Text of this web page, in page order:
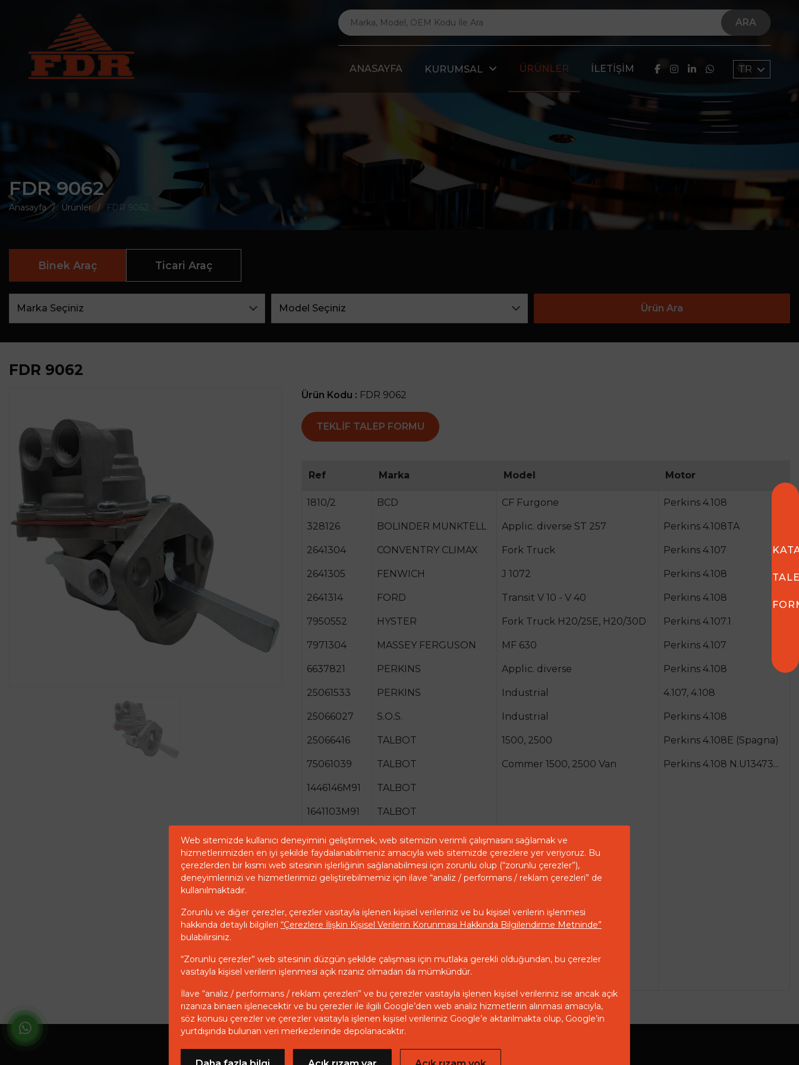
ARA
ANASAYFA KURUMSAL ÜRÜNLER İLETIŞIM TR
FDR 9062
Anasayfa Ürünler FDR 9062
Binek Araç Ticari Araç
Ürün Ara
FDR 9062
Ürün Kodu : FDR 9062
TEKLIF TALEP FORMU
Ref Marka Model Motor
1810/2 BCD CF Furgone Perkins 4.108
328126 BOLINDER MUNKTELL Applic. diverse ST 257 Perkins 4.108TA
2641304 CONVENTRY CLIMAX Fork Truck Perkins 4.107
2641305 FENWICH J 1072 Perkins 4.108
2641314 FORD Transit V 10 - V 40 Perkins 4.108
7950552 HYSTER Fork Truck H20/25E, H20/30D Perkins 4.107.1
7971304 MASSEY FERGUSON MF 630 Perkins 4.107
6637821 PERKINS Applic. diverse Perkins 4.108
25061533 PERKINS Industrial 4.107, 4.108
25066027 S.O.S. Industrial Perkins 4.108
25066416 TALBOT 1500, 2500 Perkins 4.108E (Spagna)
75061039 TALBOT Commer 1500, 2500 Van Perkins 4.108 N.U13473...
1446146M91 TALBOT
1641103M91 TALBOT
2641A059 TALBOT
3637414M91 TALBOT
4222174M91 TALBOT
461-204 TALBOT
893159M91 TALBOT
HFP204 TALBOT
ULPK0017 TALBOT
Gizlilik Politikası Açık Rıza Beyanı KVKK
Web sitemizde kullanıcı deneyimini geliştirmek, web sitemizin verimli çalışmasını sağlamak ve
hizmetlerimizden en iyi şekilde faydalanabilmeniz amacıyla web sitemizde çerezlere yer veriyoruz. Bu
çerezlerden bir kısmı web sitesinin işlerliğinin sağlanabilmesi için zorunlu olup (“zorunlu çerezler”),
deneyimlerinizi ve hizmetlerimizi geliştirebilmemiz için ilave “analiz / performans / reklam çerezleri” de
kullanılmaktadır.
Zorunlu ve diğer çerezler, çerezler vasıtayla işlenen kişisel verileriniz ve bu kişisel verilerin işlenmesi
hakkında detaylı bilgileri “Çerezlere İlişkin Kişisel Verilerin Korunması Hakkında Bilgilendirme Metninde”
bulabilirsiniz.
“Zorunlu çerezler” web sitesinin düzgün şekilde çalışması için mutlaka gerekli olduğundan, bu çerezler
vasıtayla kişisel verilerin işlenmesi açık rızanız olmadan da mümkündür.
İlave “analiz / performans / reklam çerezleri” ve bu çerezler vasıtayla işlenen kişisel verileriniz ise ancak açık
rızanıza binaen işlenecektir ve bu çerezler ile ilgili Google’den web analiz hizmetlerin alınması amacıyla,
söz konusu çerezler ve çerezler vasıtayla işlenen kişisel verileriniz Google’e aktarılmakta olup, Google’in
yurtdışında bulunan veri merkezlerinde depolanacaktır.